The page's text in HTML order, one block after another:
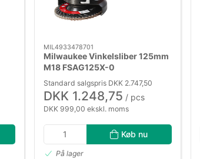
MIL4933478701
Milwaukee Vinkelsliber 125mm
M18 FSAG125X-0
Standard salgspris DKK 2.747,50
DKK 1.248,75 / pcs
DKK 999,00 ekskl. moms
Køb nu
På lager